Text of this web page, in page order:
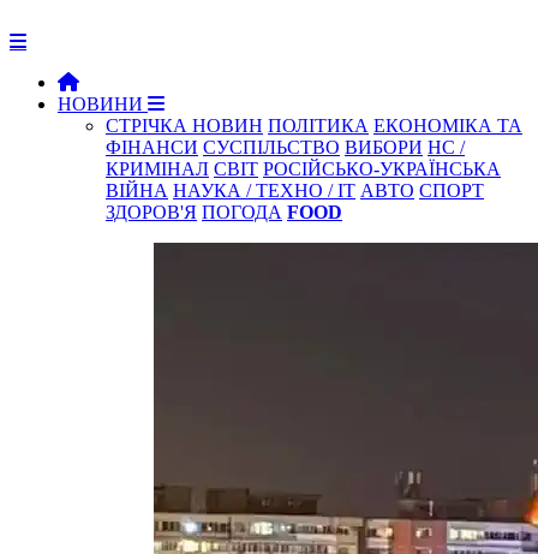
НОВИНИ
СТРІЧКА НОВИН ПОЛІТИКА ЕКОНОМІКА ТА
ФІНАНСИ СУСПІЛЬСТВО ВИБОРИ НС /
КРИМІНАЛ СВІТ РОСІЙСЬКО-УКРАЇНСЬКА
ВІЙНА НАУКА / ТЕХНО / IT АВТО СПОРТ
ЗДОРОВ'Я ПОГОДА FOOD